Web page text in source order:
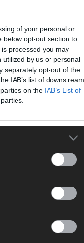
of your personal or
below opt-out section to
processed you may
utilized by us or personal
separately opt-out of the
IAB’s list of downstream
on the IAB’s List of